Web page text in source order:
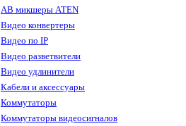
АВ микшеры ATEN
Видео конвертеры
Видео по IP
Видео разветвители
Видео удлинители
Кабели и аксессуары
Коммутаторы
Коммутаторы видеосигналов